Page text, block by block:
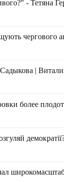
- Тетяна
чергового
|
более